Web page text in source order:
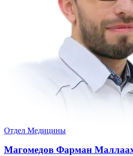
Отдел Медицины
Магомедов Фарман